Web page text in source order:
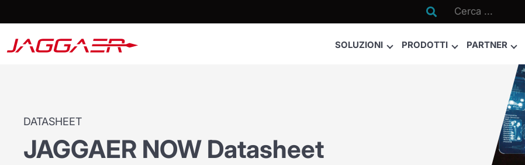

SOLUZIONI PRODOTTI PARTNER
DATASHEET
JAGGAER NOW Datasheet